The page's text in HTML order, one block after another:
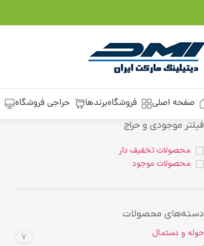
صفحه اصلی فروشگاهبرندها حراجی فروشگاه
فیلتر موجودی و حراج
محصولات تخفیف دار
محصولات موجود
دسته‌های محصولات
حوله و دستمال 7